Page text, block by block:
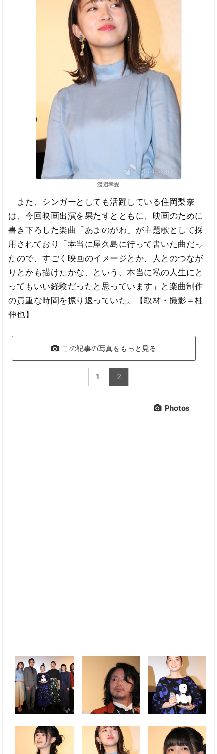
渡邉幸愛
また、シンガーとしても活躍している住岡梨奈
は、今回映画出演を果たすとともに、映画のために
書き下ろした楽曲「あまのがわ」が主題歌として採
用されており「本当に屋久島に行って書いた曲だっ
たので、すごく映画のイメージとか、人とのつなが
りとかも描けたかな、という、本当に私の人生にと
ってもいい経験だったと思っています」と楽曲制作
の貴重な時間を振り返っていた。【取材・撮影＝桂
伸也】
この記事の写真をもっと見る
1 2
Photos